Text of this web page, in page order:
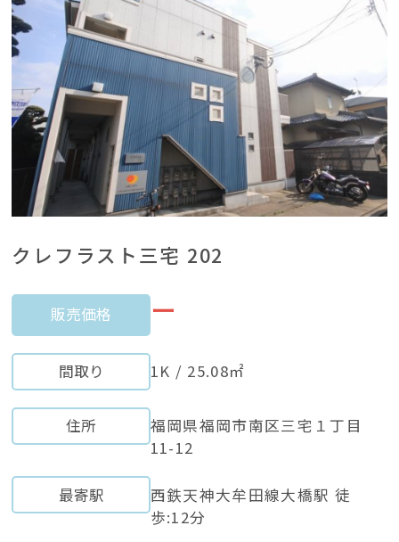
クレフラスト三宅 202
販売価格 ー
間取り 1K / 25.08㎡
住所
福岡県福岡市南区三宅１丁目
11-12
最寄駅
西鉄天神大牟田線大橋駅 徒
歩:12分